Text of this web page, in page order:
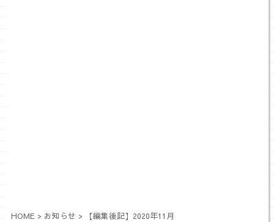
HOME> お知らせ > 【編集後記】2020年11月